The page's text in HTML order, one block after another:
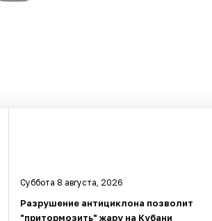
Суббота 8 августа, 2026
Разрушение антициклона позволит
"притормозить" жару на Кубани